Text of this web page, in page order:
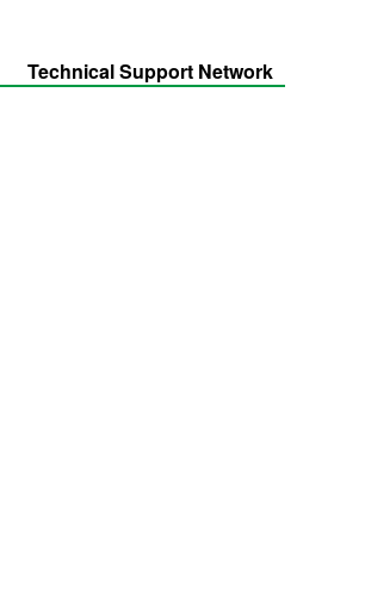
Technical Support Network